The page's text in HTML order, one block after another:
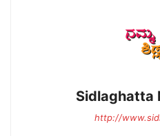
Sidlaghatta
http://